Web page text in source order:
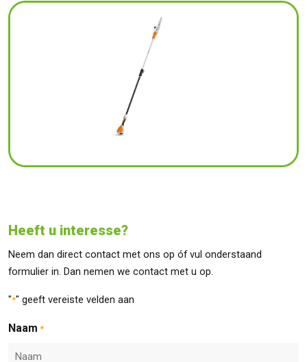
Heeft u interesse?
Neem dan direct contact met ons op óf vul onderstaand
formulier in. Dan nemen we contact met u op.
"*" geeft vereiste velden aan
Naam *